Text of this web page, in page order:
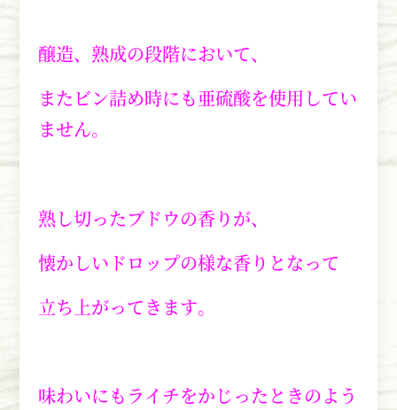
醸造、熟成の段階において、
またビン詰め時にも亜硫酸を使用してい
ません。
熟し切ったブドウの香りが、
懐かしいドロップの様な香りとなって
立ち上がってきます。
味わいにもライチをかじったときのよう